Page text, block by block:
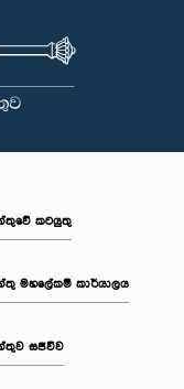
කටයුතු
මහලේකම් කාර්යාලය
සජීවීව